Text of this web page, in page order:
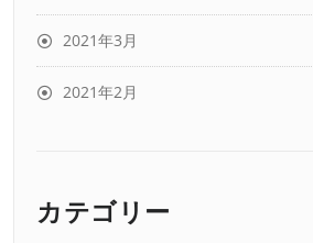
2021年3月
2021年2月
カテゴリー